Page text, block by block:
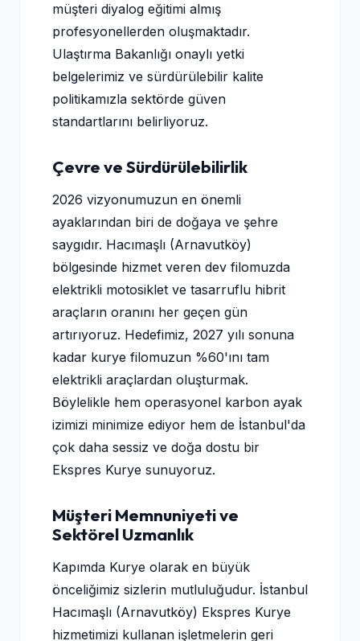
müşteri diyalog eğitimi almış
profesyonellerden oluşmaktadır.
Ulaştırma Bakanlığı onaylı yetki
belgelerimiz ve sürdürülebilir kalite
politikamızla sektörde güven
standartlarını belirliyoruz.
Çevre ve Sürdürülebilirlik
2026 vizyonumuzun en önemli
ayaklarından biri de doğaya ve şehre
saygıdır. Hacımaşlı (Arnavutköy)
bölgesinde hizmet veren dev filomuzda
elektrikli motosiklet ve tasarruflu hibrit
araçların oranını her geçen gün
artırıyoruz. Hedefimiz, 2027 yılı sonuna
kadar kurye filomuzun %60'ını tam
elektrikli araçlardan oluşturmak.
Böylelikle hem operasyonel karbon ayak
izimizi minimize ediyor hem de İstanbul'da
çok daha sessiz ve doğa dostu bir
Ekspres Kurye sunuyoruz.
Müşteri Memnuniyeti ve
Sektörel Uzmanlık
Kapımda Kurye olarak en büyük
önceliğimiz sizlerin mutluluğudur. İstanbul
Hacımaşlı (Arnavutköy) Ekspres Kurye
hizmetimizi kullanan işletmelerin geri